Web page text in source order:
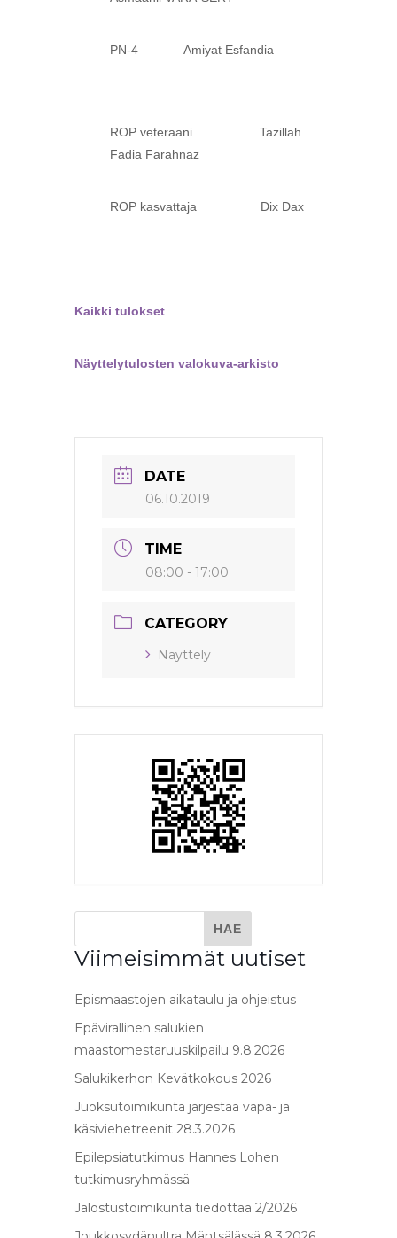
PN-4 Amiyat Esfandia
ROP veteraani Tazillah
Fadia Farahnaz
ROP kasvattaja Dix Dax
Kaikki tulokset
Näyttelytulosten valokuva-arkisto
DATE
06.10.2019
TIME
08:00 - 17:00
CATEGORY
Näyttely
Viimeisimmät uutiset
Epismaastojen aikataulu ja ohjeistus
Epävirallinen salukien
maastomestaruuskilpailu 9.8.2026
Salukikerhon Kevätkokous 2026
Juoksutoimikunta järjestää vapa- ja
käsiviehetreenit 28.3.2026
Epilepsiatutkimus Hannes Lohen
tutkimusryhmässä
Jalostustoimikunta tiedottaa 2/2026